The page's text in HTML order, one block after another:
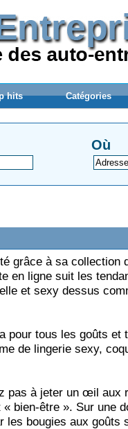
hits Catégories
Où
grâce à sa collection
en ligne suit les
et sexy dessus
pour tous les goûts et
de lingerie sexy,
pas à jeter un œil aux
bien-être ». Sur une
les bougies aux goûts